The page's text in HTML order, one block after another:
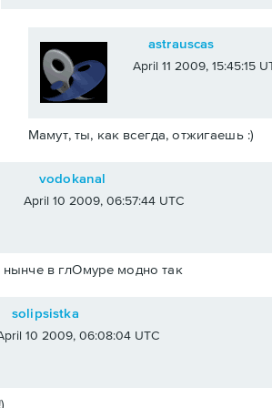
astrauscas
April 11 2009, 15:45:15
Мамут, ты, как всегда, отжигаешь :)
vodokanal
April 10 2009, 06:57:44 UTC
нынче в глОмуре модно так
solipsistka
10 2009, 06:08:04 UTC